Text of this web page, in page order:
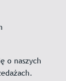
o naszych